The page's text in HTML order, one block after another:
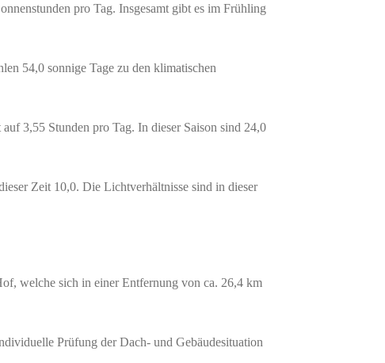
pro Tag. Insgesamt gibt es im Frühling
54,0 sonnige Tage zu den klimatischen
3,55 Stunden pro Tag. In dieser Saison sind 24,0
Zeit 10,0. Die Lichtverhältnisse sind in dieser
welche sich in einer Entfernung von ca. 26,4 km
Prüfung der Dach- und Gebäudesituation